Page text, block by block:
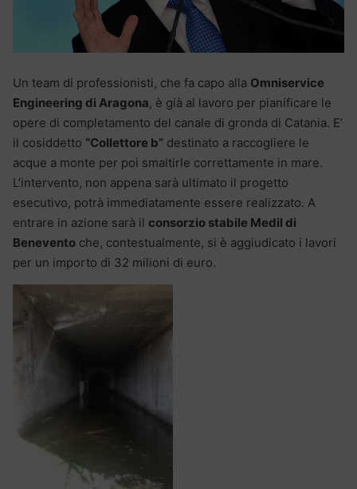
Un team di professionisti, che fa capo alla Omniservice
Engineering di Aragona, è già al lavoro per pianificare le
opere di completamento del canale di gronda di Catania. E’
il cosiddetto “Collettore b” destinato a raccogliere le
acque a monte per poi smaltirle correttamente in mare.
L’intervento, non appena sarà ultimato il progetto
esecutivo, potrà immediatamente essere realizzato. A
entrare in azione sarà il consorzio stabile Medil di
Benevento che, contestualmente, si è aggiudicato i lavori
per un importo di 32 milioni di euro.